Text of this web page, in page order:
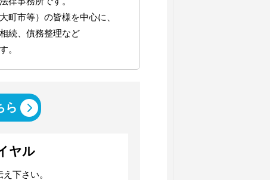
町市等）の皆様を中心に、
続、債務整理など
。
ら
ヤル
下さい。